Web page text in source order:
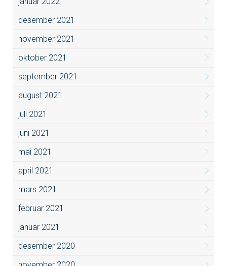
desember 2021
november 2021
oktober 2021
september 2021
august 2021
juli 2021
juni 2021
mai 2021
april 2021
mars 2021
februar 2021
januar 2021
desember 2020